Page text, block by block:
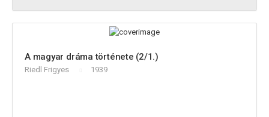
A magyar dráma története (2/1.)
Riedl Frigyes 1939